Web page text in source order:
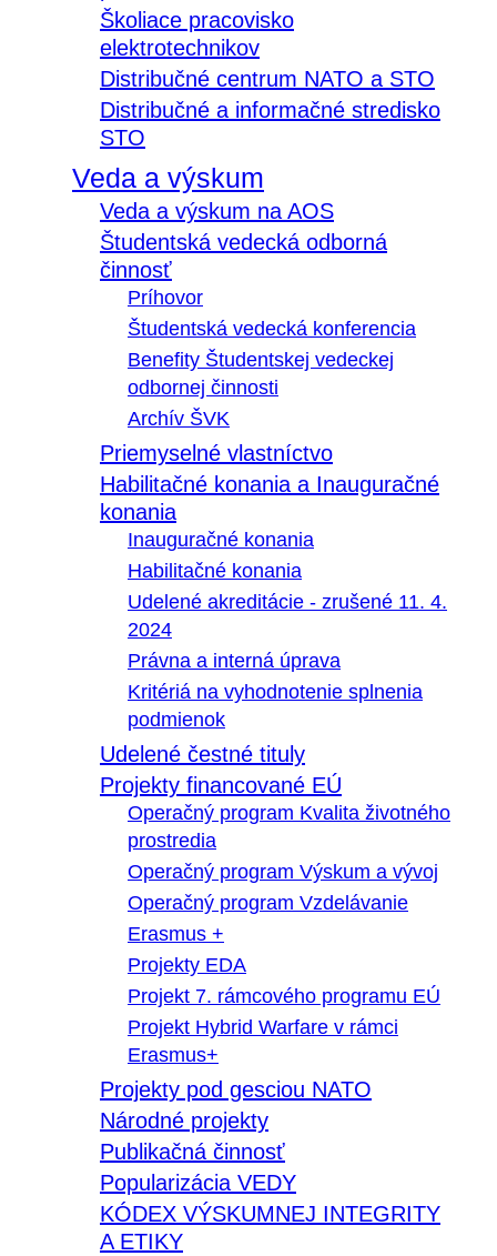
Školiace pracovisko
elektrotechnikov
Distribučné centrum NATO a STO
Distribučné a informačné stredisko
STO
Veda a výskum
Veda a výskum na AOS
Študentská vedecká odborná
činnosť
Príhovor
Študentská vedecká konferencia
Benefity Študentskej vedeckej
odbornej činnosti
Archív ŠVK
Priemyselné vlastníctvo
Habilitačné konania a Inauguračné
konania
Inauguračné konania
Habilitačné konania
Udelené akreditácie - zrušené 11. 4.
2024
Právna a interná úprava
Kritériá na vyhodnotenie splnenia
podmienok
Udelené čestné tituly
Projekty financované EÚ
Operačný program Kvalita životného
prostredia
Operačný program Výskum a vývoj
Operačný program Vzdelávanie
Erasmus +
Projekty EDA
Projekt 7. rámcového programu EÚ
Projekt Hybrid Warfare v rámci
Erasmus+
Projekty pod gesciou NATO
Národné projekty
Publikačná činnosť
Popularizácia VEDY
KÓDEX VÝSKUMNEJ INTEGRITY
A ETIKY